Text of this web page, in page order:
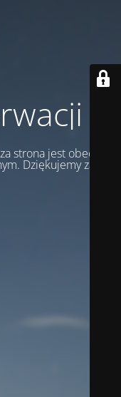
strona jest obecnie
Dziękujemy za